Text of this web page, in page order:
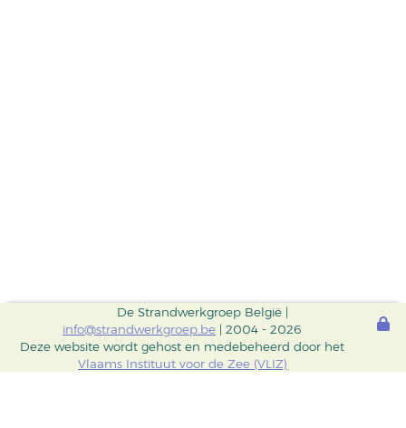
De Strandwerkgroep België |
info@strandwerkgroep.be | 2004 - 2026
Deze website wordt gehost en medebeheerd door het
Vlaams Instituut voor de Zee (VLIZ)